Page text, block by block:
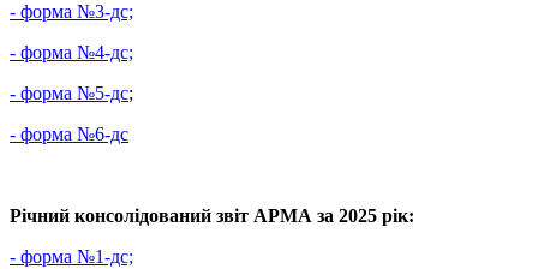
- форма №3-дс;
- форма №4-дс;
- форма №5-дс;
- форма №6-дс
Річний консолідований звіт АРМА за 2025 рік:
- форма №1-дс;